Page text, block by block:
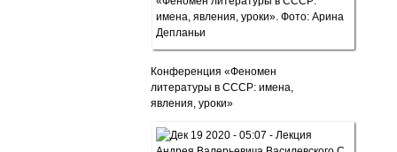
Конференция «Феномен
литературы в СССР: имена,
явления, уроки»